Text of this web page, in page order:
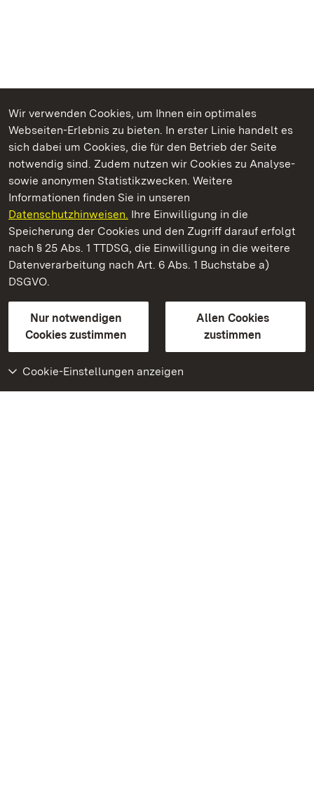
Wir verwenden Cookies, um Ihnen ein optimales
Webseiten-Erlebnis zu bieten. In erster Linie handelt es
sich dabei um Cookies, die für den Betrieb der Seite
notwendig sind. Zudem nutzen wir Cookies zu Analyse-
sowie anonymen Statistikzwecken. Weitere
Informationen finden Sie in unseren
Datenschutzhinweisen. Ihre Einwilligung in die
Speicherung der Cookies und den Zugriff darauf erfolgt
nach § 25 Abs. 1 TTDSG, die Einwilligung in die weitere
Datenverarbeitung nach Art. 6 Abs. 1 Buchstabe a)
DSGVO.
Nur notwendigen
Cookies zustimmen
Allen Cookies
zustimmen
Cookie-Einstellungen anzeigen
Kommen. Staunen. Genießen.
Residenzschloss Rastatt
Staatliche Schlösser und Gärten Baden-Württemberg
Kontakt
GebärdenspracheLeichte Sprache
Erklärung zur Barrierefreiheit
BITV-konform (geprüfte Seiten)
Weiteres